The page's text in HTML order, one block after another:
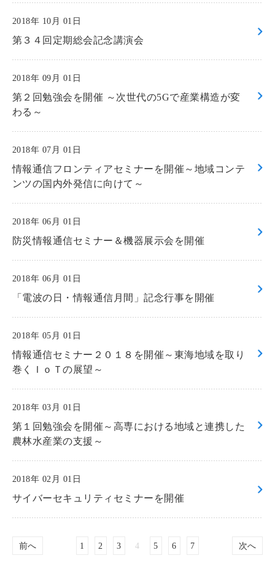
2018年 10月 01日
第３４回定期総会記念講演会
2018年 09月 01日
第２回勉強会を開催 ～次世代の5Gで産業構造が変
わる～
2018年 07月 01日
情報通信フロンティアセミナーを開催～地域コンテ
ンツの国内外発信に向けて～
2018年 06月 01日
防災情報通信セミナー＆機器展示会を開催
2018年 06月 01日
「電波の日・情報通信月間」記念行事を開催
2018年 05月 01日
情報通信セミナー２０１８を開催～東海地域を取り
巻くＩｏＴの展望～
2018年 03月 01日
第１回勉強会を開催～高専における地域と連携した
農林水産業の支援～
2018年 02月 01日
サイバーセキュリティセミナーを開催
前へ 1 2 3 4 5 6 7 次へ